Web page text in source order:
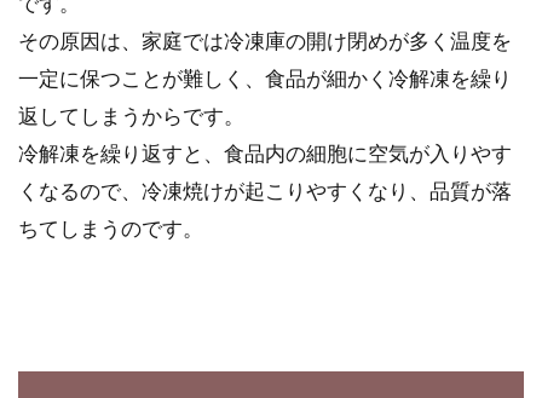
その原因は、家庭では冷凍庫の開け閉めが多く温度を
一定に保つことが難しく、食品が細かく冷解凍を繰り
返してしまうからです。
冷解凍を繰り返すと、食品内の細胞に空気が入りやす
くなるので、冷凍焼けが起こりやすくなり、品質が落
ちてしまうのです。